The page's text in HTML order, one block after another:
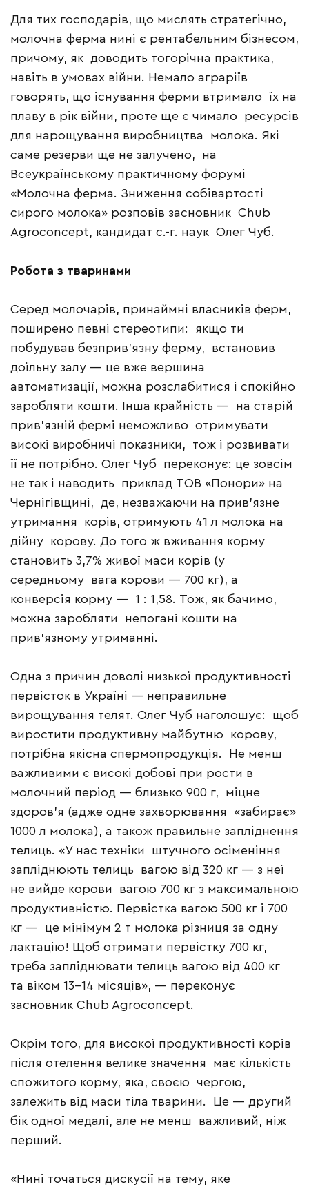
Для тих господарів, що мислять стратегічно,
молочна ферма нині є рентабельним бізнесом,
причому, як доводить тогорічна практика,
навіть в умовах війни. Немало аграріїв
говорять, що існування ферми втримало їх на
плаву в рік війни, проте ще є чимало ресурсів
для нарощування виробництва молока. Які
саме резерви ще не залучено, на
Всеукраїнському практичному форумі
«Молочна ферма. Зниження собівартості
сирого молока» розповів засновник Chub
Agroconcept, кандидат с.-г. наук Олег Чуб.
Робота з тваринами
Серед молочарів, принаймні власників ферм,
поширено певні стереотипи: якщо ти
побудував безприв’язну ферму, встановив
доїльну залу — це вже вершина
автоматизації, можна розслабитися і спокійно
заробляти кошти. Інша крайність — на старій
прив’язній фермі неможливо отримувати
високі виробничі показники, тож і розвивати
її не потрібно. Олег Чуб переконує: це зовсім
не так і наводить приклад ТОВ «Понори» на
Чернігівщині, де, незважаючи на прив’язне
утримання корів, отримують 41 л молока на
дійну корову. До того ж вживання корму
становить 3,7% живої маси корів (у
середньому вага корови — 700 кг), а
конверсія корму — 1 : 1,58. Тож, як бачимо,
можна заробляти непогані кошти на
прив’язному утриманні.
Одна з причин доволі низької продуктивності
первісток в Україні — неправильне
вирощування телят. Олег Чуб наголошує: щоб
виростити продуктивну майбутню корову,
потрібна якісна спермопродукція. Не менш
важливими є високі добові при рости в
молочний період — близько 900 г, міцне
здоров’я (адже одне захворювання «забирає»
1000 л молока), а також правильне запліднення
телиць. «У нас техніки штучного осіменіння
запліднюють телиць вагою від 320 кг — з неї
не вийде корови вагою 700 кг з максимальною
продуктивністю. Первістка вагою 500 кг і 700
кг — це мінімум 2 т молока різниця за одну
лактацію! Щоб отримати первістку 700 кг,
треба запліднювати телиць вагою від 400 кг
та віком 13–14 місяців», — переконує
засновник Chub Agroconcept.
Окрім того, для високої продуктивності корів
після отелення велике значення має кількість
спожитого корму, яка, своєю чергою,
залежить від маси тіла тварини. Це — другий
бік одної медалі, але не менш важливий, ніж
перший.
«Нині точаться дискусії на тему, яке